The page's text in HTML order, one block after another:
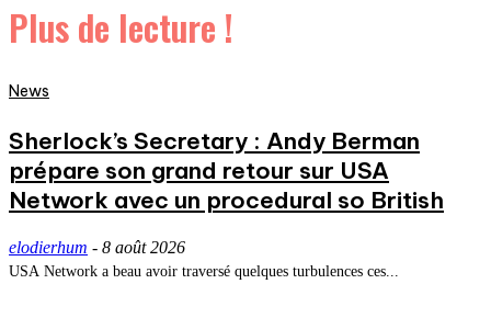
Plus de lecture !
News
Sherlock’s Secretary : Andy Berman
prépare son grand retour sur USA
Network avec un procedural so British
elodierhum - 8 août 2026
USA Network a beau avoir traversé quelques turbulences ces...